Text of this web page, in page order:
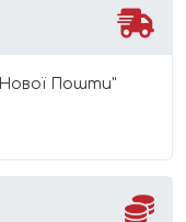
Пошти"